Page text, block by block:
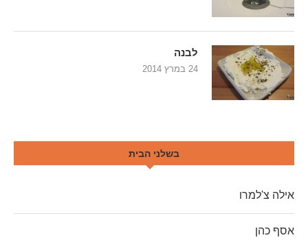
לבנה
24 במרץ 2014
בשלני הבית
אילה צ'למרו
אסף כהן